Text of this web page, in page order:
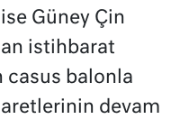
Güney Çin
istihbarat
casus balonla
devam